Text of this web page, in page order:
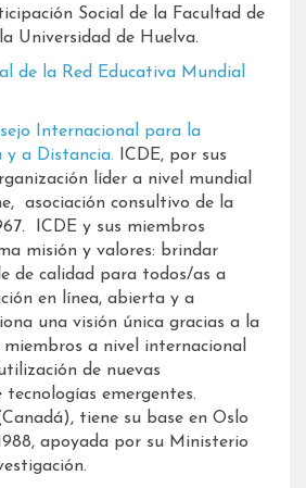
Social de la Facultad de
Universidad de Huelva.
de la Red Educativa Mundial
Internacional para la
y a Distancia. ICDE, por sus
líder a nivel mundial
asociación consultivo de la
ICDE y sus miembros
misión y valores: brindar
de calidad para todos/as a
en línea, abierta y a
una visión única gracias a la
miembros a nivel internacional
de nuevas
emergentes.
tiene su base en Oslo
apoyada por su Ministerio